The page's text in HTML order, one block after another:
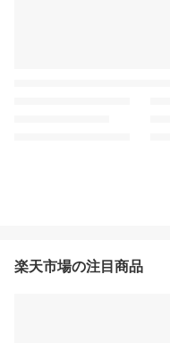
楽天市場の注目商品